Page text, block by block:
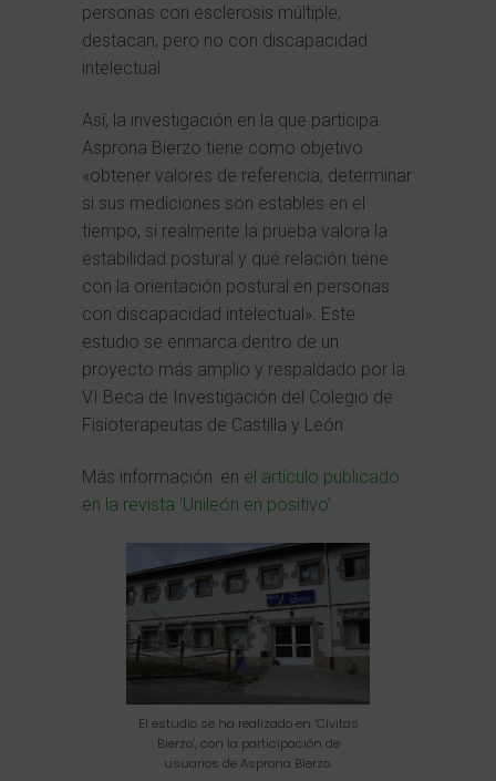
personas con esclerosis múltiple,
destacan, pero no con discapacidad
intelectual.
Así, la investigación en la que participa
Asprona Bierzo tiene como objetivo
«obtener valores de referencia, determinar
si sus mediciones son estables en el
tiempo, si realmente la prueba valora la
estabilidad postural y qué relación tiene
con la orientación postural en personas
con discapacidad intelectual». Este
estudio se enmarca dentro de un
proyecto más amplio y respaldado por la
VI Beca de Investigación del Colegio de
Fisioterapeutas de Castilla y León.
Más información: en el artículo publicado
en la revista ‘Unileón en positivo’.
El estudio se ha realizado en ‘Civitas
Bierzo’, con la participación de
usuarios de Asprona Bierzo.